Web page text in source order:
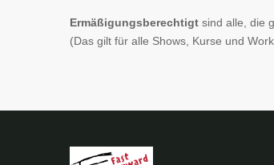
Ermäßigungsberechtigt sind alle, die
(Das gilt für alle Shows, Kurse und